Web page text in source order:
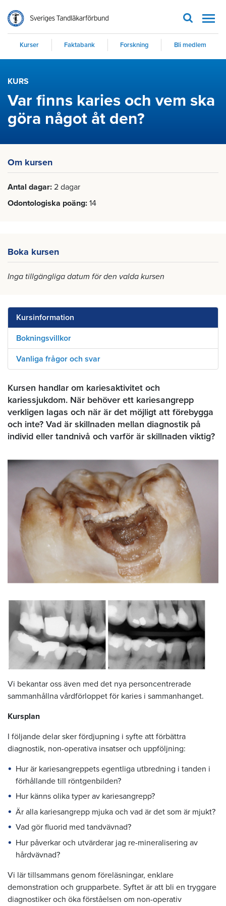
Kurser Faktabank Forskning Bli medlem
KURS
Var finns karies och vem ska
göra något åt den?
Om kursen
Antal dagar 2 dagar
Odontologiska poäng 14
Boka kursen
Inga tillgängliga datum för den valda kursen
Kursinformation
Bokningsvillkor
Vanliga frågor och svar
Kursen handlar om kariesaktivitet och
kariessjukdom. När behöver ett kariesangrepp
verkligen lagas och när är det möjligt att förebygga
och inte? Vad är skillnaden mellan diagnostik på
individ eller tandnivå och varför är skillnaden viktig?
Vi bekantar oss även med det nya personcentrerade
sammanhållna vårdförloppet för karies i sammanhanget.
Kursplan
I följande delar sker fördjupning i syfte att förbättra
diagnostik, non-operativa insatser och uppföljning:
Hur är kariesangreppets egentliga utbredning i tanden i
förhållande till röntgenbilden?
Hur känns olika typer av kariesangrepp?
Är alla kariesangrepp mjuka och vad är det som är mjukt?
Vad gör fluorid med tandvävnad?
Hur påverkar och utvärderar jag re-mineralisering av
hårdvävnad?
Vi lär tillsammans genom föreläsningar, enklare
demonstration och grupparbete. Syftet är att bli en tryggare
diagnostiker och öka förståelsen om non-operativ